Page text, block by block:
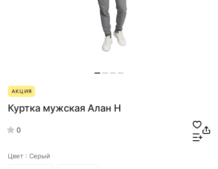
АКЦИЯ
Куртка мужская Алан Н
0
Цвет : Серый